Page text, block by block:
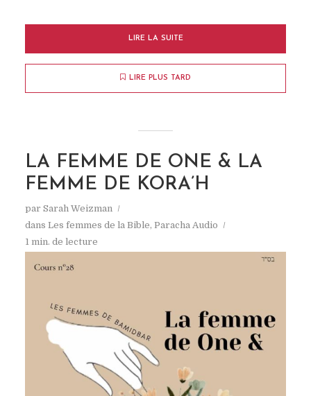
LIRE LA SUITE
LIRE PLUS TARD
LA FEMME DE ONE & LA
FEMME DE KORA’H
par Sarah Weizman
dans Les femmes de la Bible, Paracha Audio
1 min. de lecture